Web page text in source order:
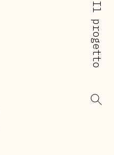
Il progetto